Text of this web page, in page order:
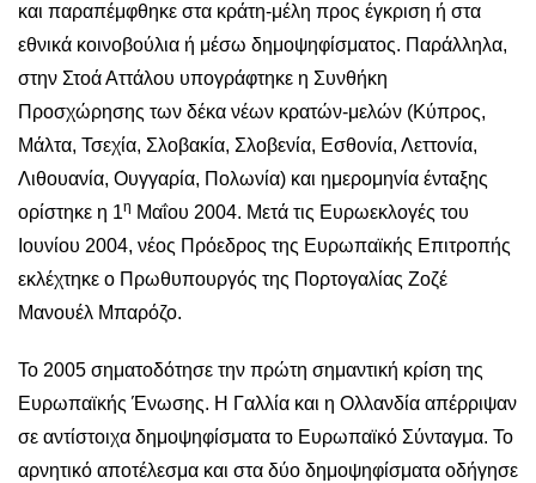
και παραπέμφθηκε στα κράτη-μέλη προς έγκριση ή στα
εθνικά κοινοβούλια ή μέσω δημοψηφίσματος. Παράλληλα,
στην Στοά Αττάλου υπογράφτηκε η Συνθήκη
Προσχώρησης των δέκα νέων κρατών-μελών (Κύπρος,
Μάλτα, Τσεχία, Σλοβακία, Σλοβενία, Εσθονία, Λεττονία,
Λιθουανία, Ουγγαρία, Πολωνία) και ημερομηνία ένταξης
ορίστηκε η 1η Μαΐου 2004. Μετά τις Ευρωεκλογές του
Ιουνίου 2004, νέος Πρόεδρος της Ευρωπαϊκής Επιτροπής
εκλέχτηκε ο Πρωθυπουργός της Πορτογαλίας Ζοζέ
Μανουέλ Μπαρόζο.
Το 2005 σηματοδότησε την πρώτη σημαντική κρίση της
Ευρωπαϊκής Ένωσης. Η Γαλλία και η Ολλανδία απέρριψαν
σε αντίστοιχα δημοψηφίσματα το Ευρωπαϊκό Σύνταγμα. Το
αρνητικό αποτέλεσμα και στα δύο δημοψηφίσματα οδήγησε